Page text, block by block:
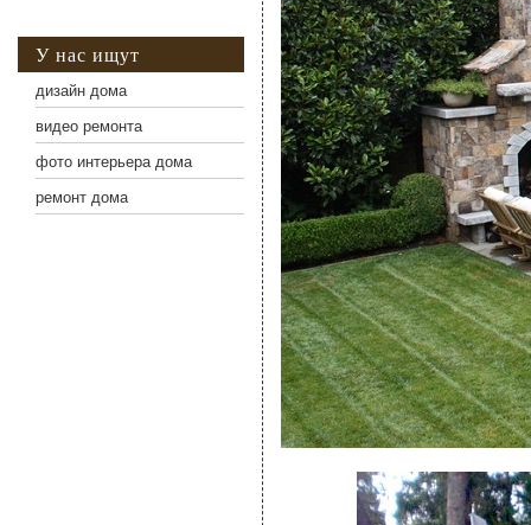
У нас ищут
дизайн дома
видео ремонта
фото интерьера дома
ремонт дома